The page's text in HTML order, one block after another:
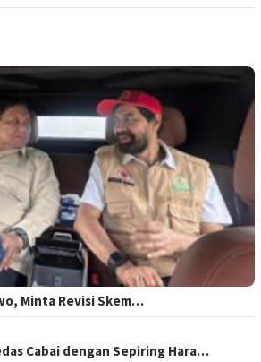
Minta Revisi Skem…
Cabai dengan Sepiring Hara…